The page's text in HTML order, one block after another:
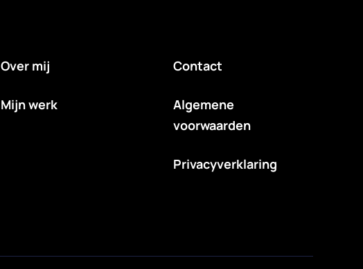
Over mij
Mijn werk
Contact
Algemene
voorwaarden
Privacyverklaring